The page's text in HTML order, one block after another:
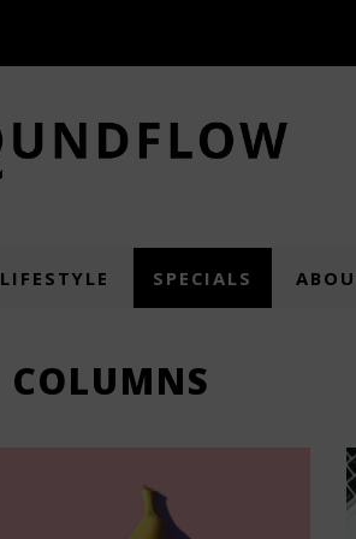
LIFESTYLE SPECIALS
COLUMNS